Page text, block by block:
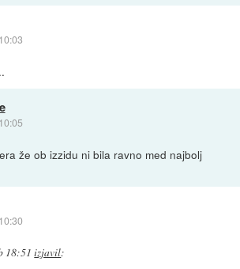
že ob izzidu ni bila ravno med najbolj
18:51 izjavil: